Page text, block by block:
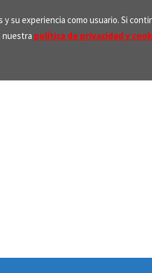
su experiencia como usuario. Si
nuestra política de privacidad y